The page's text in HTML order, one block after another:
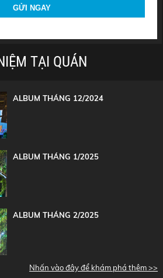
TẠI QUÁN
ALBUM THÁNG 12/2024
ALBUM THÁNG 1/2025
ALBUM THÁNG 2/2025
Nhấn vào đây để khám phá thêm >>